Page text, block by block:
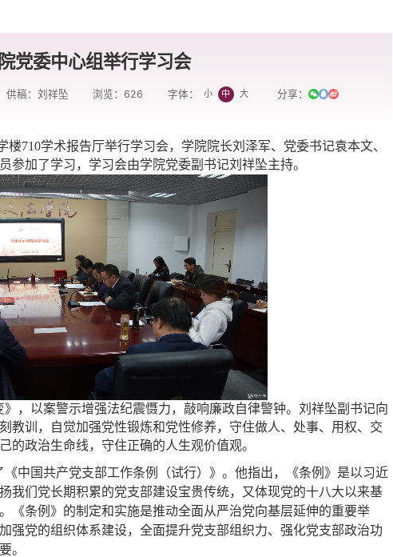
党委中心组举行学习会
供稿：刘祥坠 浏览：626 字体： 小 中 大 分享：
710学术报告厅举行学习会，学院院长刘泽军、党委书记袁本文、
参加了学习，学习会由学院党委副书记刘祥坠主持。
，以案警示增强法纪震慑力，敲响廉政自律警钟。刘祥坠副书记向
教训，自觉加强党性锻炼和党性修养，守住做人、处事、用权、交
的政治生命线，守住正确的人生观价值观。
中国共产党支部工作条例（试行）》。他指出，《条例》是以习近
我们党长期积累的党支部建设宝贵传统，又体现党的十八大以来基
《条例》的制定和实施是推动全面从严治党向基层延伸的重要举
强党的组织体系建设，全面提升党支部组织力、强化党支部政治功
。